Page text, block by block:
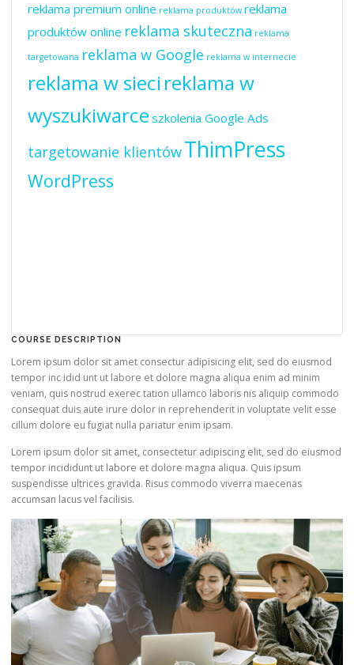
COURSE DESCRIPTION
Lorem ipsum dolor sit amet consectur adipisicing elit, sed do eiusmod
tempor inc idid unt ut labore et dolore magna aliqua enim ad minim
veniam, quis nostrud exerec tation ullamco laboris nis aliquip commodo
consequat duis aute irure dolor in reprehenderit in voluptate velit esse
cillum dolore eu fugiat nulla pariatur enim ipsam.
Lorem ipsum dolor sit amet, consectetur adipiscing elit, sed do eiusmod
tempor incididunt ut labore et dolore magna aliqua. Quis ipsum
suspendisse ultrices gravida. Risus commodo viverra maecenas
accumsan lacus vel facilisis.
reklama premium online reklama produktów reklama
produktów online reklama skuteczna reklama
targetowana reklama w Google reklama w internecie
reklama w sieci reklama w
wyszukiwarce szkolenia Google Ads
targetowanie klientówThimPress
WordPress